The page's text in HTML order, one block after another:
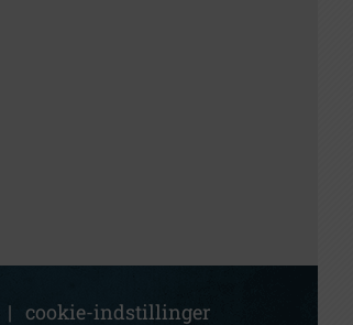
| cookie-indstillinger